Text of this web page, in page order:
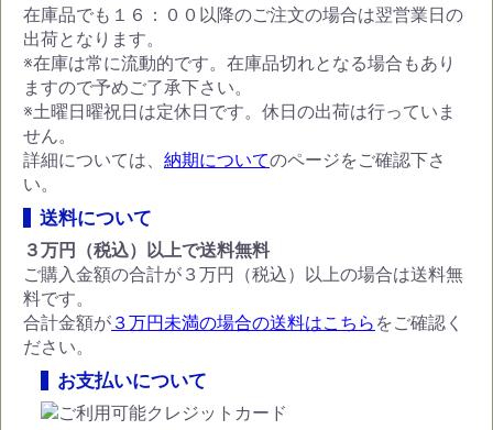
在庫品でも１６：００以降のご注文の場合は翌営業日の
出荷となります。
※在庫は常に流動的です。在庫品切れとなる場合もあり
ますので予めご了承下さい。
※土曜日曜祝日は定休日です。休日の出荷は行っていま
せん。
詳細については、 納期についてのページをご確認下さ
い。
送料について
３万円（税込）以上で送料無料
ご購入金額の合計が３万円（税込）以上の場合は送料無
料です。
合計金額が ３万円未満の場合の送料はこちら をご確認く
ださい。
お支払いについて